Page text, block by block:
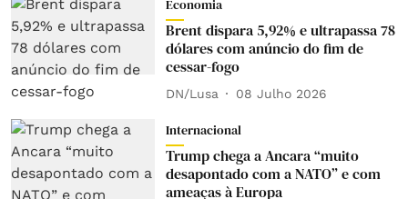
Economia
Brent dispara 5,92% e ultrapassa 78
dólares com anúncio do fim de
cessar-fogo
DN/Lusa 08 Julho 2026
Internacional
Trump chega a Ancara “muito
desapontado com a NATO” e com
ameaças à Europa